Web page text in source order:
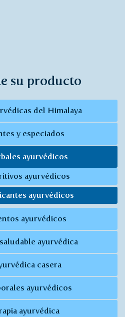
su producto
del Himalaya
y especiados
ayurvédicos
ayurvédicos
ayurvédicos
ayurvédicos
ayurvédica
casera
ayurvédicos
ayurvédica